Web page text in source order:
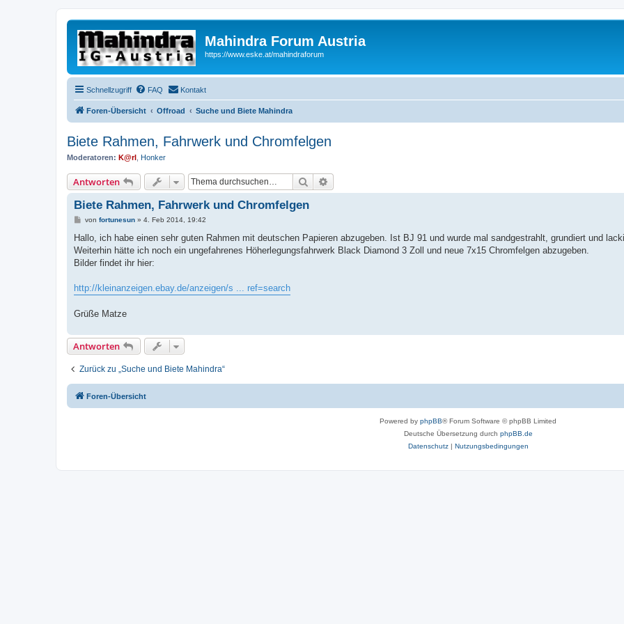
Mahindra Forum Austria
https://www.eske.at/mahindraforum
Schnellzugriff FAQ Kontakt
Foren-Übersicht Offroad Suche und Biete Mahindra
Biete Rahmen, Fahrwerk und Chromfelgen
Moderatoren: K@rl Honker
Antworten Suche
Biete Rahmen, Fahrwerk und Chromfelgen
B
i
r
a
von fortunesun» 4. Feb 2014, 19:42
Hallo, ich habe einen sehr guten Rahmen mit deutschen Papieren abzugeben. Ist BJ 91 und wurde mal sandgestrahlt, grundiert und
Weiterhin hätte ich noch ein ungefahrenes Höherlegungsfahrwerk Black Diamond 3 Zoll und neue 7x15 Chromfelgen abzugeben.
Bilder findet ihr hier:
http://kleinanzeigen.ebay.de/anzeigen/s ... ref=search
Grüße Matze
Antworten
Zurück zu „Suche und Biete Mahindra“
Foren-Übersicht
Powered by phpBB® Forum Software © phpBB Limited
Deutsche Übersetzung durch phpBB.de
Datenschutz| Nutzungsbedingungen